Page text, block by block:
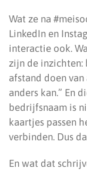
Wat ze na
LinkedIn en
interactie ook.
zijn de inzichten:
afstand doen
anders kan.” En
bedrijfsnaam is
kaartjes passen
verbinden. Dus
En wat dat